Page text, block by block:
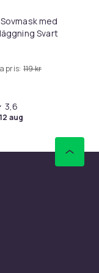
med
Svart
pris: 119 kr
3,6
aug